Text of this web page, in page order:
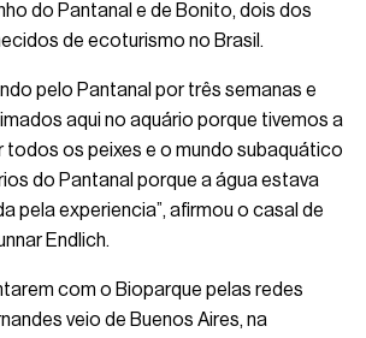
do Pantanal e de Bonito, dois dos
de ecoturismo no Brasil.
pelo Pantanal por três semanas e
aqui no aquário porque tivemos a
todos os peixes e o mundo subaquático
do Pantanal porque a água estava
pela experiencia”, afirmou o casal de
Endlich.
com o Bioparque pelas redes
veio de Buenos Aires, na